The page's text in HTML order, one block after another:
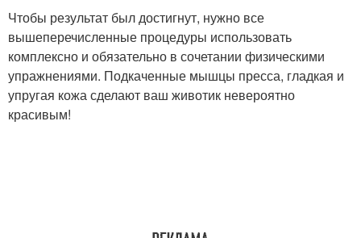
Чтобы результат был достигнут, нужно все
вышеперечисленные процедуры использовать
комплексно и обязательно в сочетании физическими
упражнениями. Подкаченные мышцы пресса, гладкая и
упругая кожа сделают ваш животик невероятно
красивым!